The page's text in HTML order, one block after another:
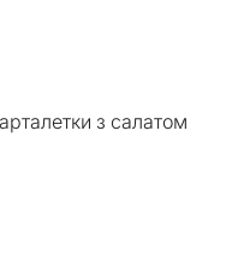
з салатом